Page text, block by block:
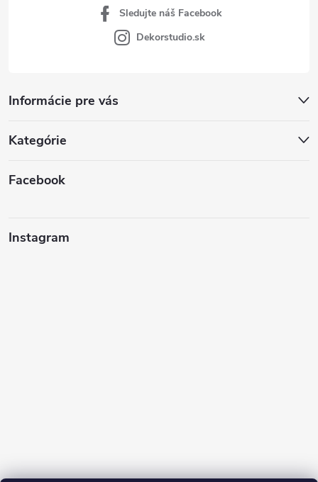
Informácie pre vás
Kategórie
Facebook
Instagram
Sledujte náš Facebook
Dekorstudio.sk